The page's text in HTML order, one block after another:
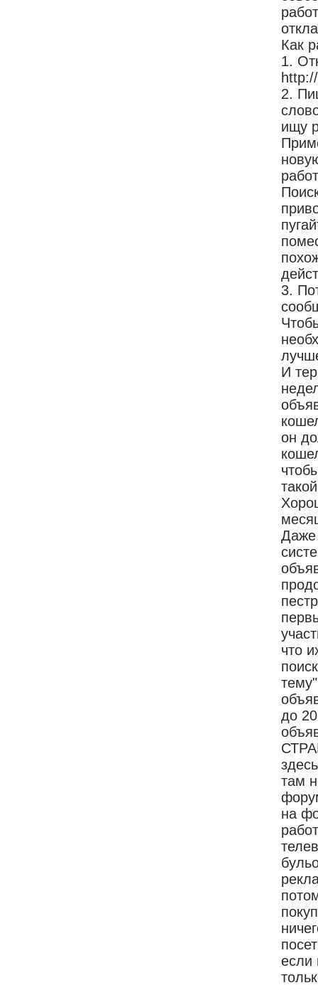
Как
1.
2.
ищу
3.
И
он
Даже
что
до
там
на
если